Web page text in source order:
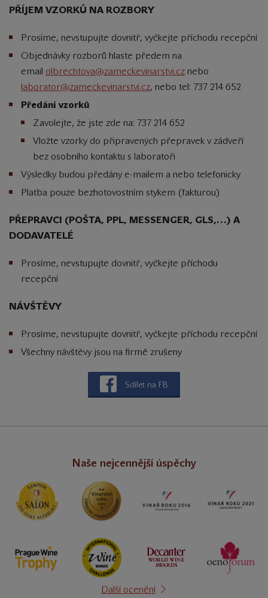
PŘÍJEM VZORKŮ NA ROZBORY
Prosíme, nevstupujte dovnitř, vyčkejte příchodu recepční
Objednávky rozborů hlaste předem na
email olbrechtova@zameckevinarstvi.cz nebo
laborator@zameckevinarstvi.cz, nebo tel: 737 214 652
Předání vzorků
Zavolejte, že jste zde na: 737 214 652
Vložte vzorky do připravených přepravek v zádveří
bez osobního kontaktu s laboratoři
Výsledky budou předány e-mailem a nebo telefonicky
Platba pouze bezhotovostním stykem (fakturou)
PŘEPRAVCI (POŠTA, PPL, MESSENGER, GLS,…) A
DODAVATELÉ
Prosíme, nevstupujte dovnitř, vyčkejte příchodu
recepční
NÁVŠTĚVY
Prosíme, nevstupujte dovnitř, vyčkejte příchodu recepční
Všechny návštěvy jsou na firmě zrušeny
Sdílet na FB
Naše nejcennější úspěchy
Další ocenění